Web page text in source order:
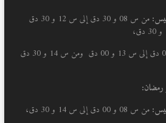
من س 08 و 30 دق إلى س 12 و 30 دق
من س 08 و 00 دق إلى س 13 و 00 دق ومن س 14 و 30 دق
رمضان:
من س 08 و 00 دق إلى س 14 و 30 دق،